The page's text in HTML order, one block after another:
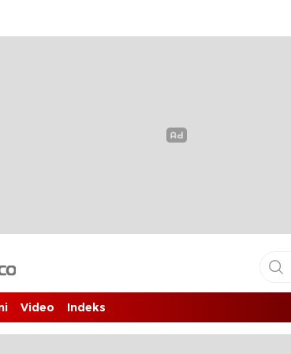
Video Indeks